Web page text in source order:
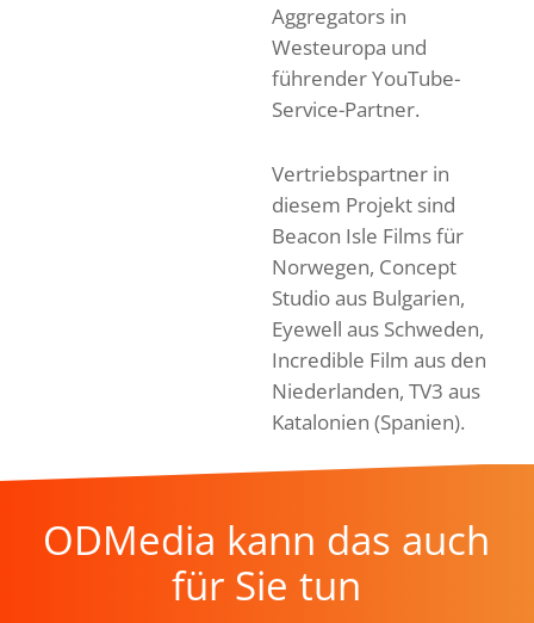
Aggregators in
Westeuropa und
führender YouTube-
Service-Partner.
Vertriebspartner in
diesem Projekt sind
Beacon Isle Films für
Norwegen, Concept
Studio aus Bulgarien,
Eyewell aus Schweden,
Incredible Film aus den
Niederlanden, TV3 aus
Katalonien (Spanien).
ODMedia kann das auch
für Sie tun